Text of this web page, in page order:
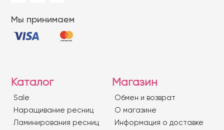
Мы принимаем
Каталог
Sale
Наращивание ресниц
Ламинирования ресниц
Магазин
Обмен и возврат
О магазине
Информация о доставке